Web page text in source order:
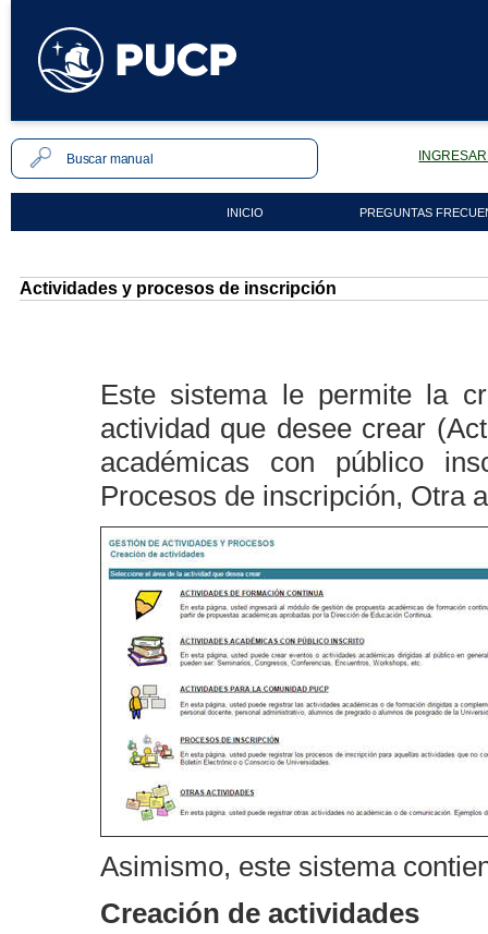
INICIO PREGUNTAS
Actividades y procesos de inscripción
Este sistema le permite la
actividad que desee crear
académicas con público
Procesos de inscripción, Otra
Asimismo, este sistema
Creación de actividades